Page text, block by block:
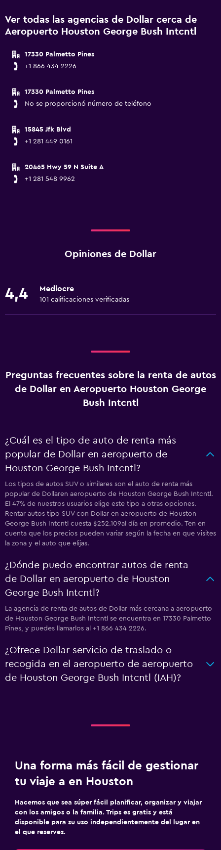
Ver todas las agencias de Dollar cerca de
Aeropuerto Houston George Bush Intcntl
17330 Palmetto Pines
+1 866 434 2226
17330 Palmetto Pines
No se proporcionó número de teléfono
15845 Jfk Blvd
+1 281 449 0161
20465 Hwy 59 N Suite A
+1 281 548 9962
Opiniones de Dollar
4,4 Mediocre
101 calificaciones verificadas
Preguntas frecuentes sobre la renta de autos
de Dollar en Aeropuerto Houston George
Bush Intcntl
¿Cuál es el tipo de auto de renta más
popular de Dollar en aeropuerto de
Houston George Bush Intcntl?
Los tipos de autos SUV o similares son el auto de renta más
popular de Dollaren aeropuerto de Houston George Bush Intcntl.
El 47% de nuestros usuarios elige este tipo a otras opciones.
Rentar autos tipo SUV con Dollar en aeropuerto de Houston
George Bush Intcntl cuesta $252.109al día en promedio. Ten en
cuenta que los precios pueden variar según la fecha en que visites
la zona y el auto que elijas.
¿Dónde puedo encontrar autos de renta
de Dollar en aeropuerto de Houston
George Bush Intcntl?
La agencia de renta de autos de Dollar más cercana a aeropuerto
de Houston George Bush Intcntl se encuentra en 17330 Palmetto
Pines, y puedes llamarlos al +1 866 434 2226.
¿Ofrece Dollar servicio de traslado o
recogida en el aeropuerto de aeropuerto
de Houston George Bush Intcntl (IAH)?
Una forma más fácil de gestionar
tu viaje a en Houston
Hacemos que sea súper fácil planificar, organizar y viajar
con los amigos o la familia. Trips es gratis y está
disponible para su uso independientemente del lugar en
el que reserves.